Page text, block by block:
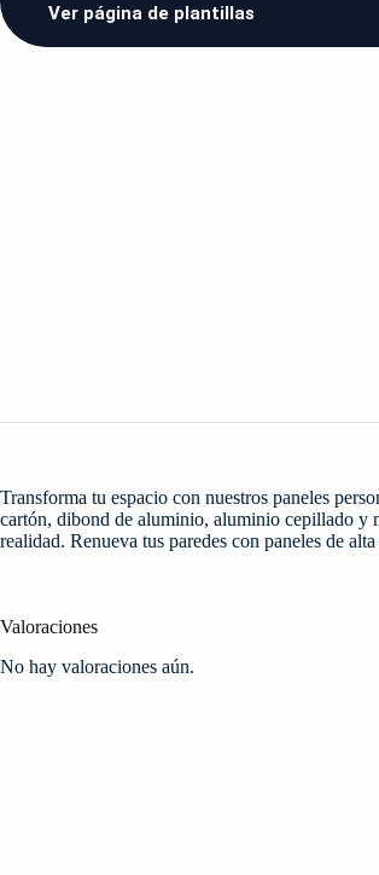
Ver página de plantillas
Transforma tu espacio con nuestros paneles
cartón, dibond de aluminio, aluminio cepillado y
realidad. Renueva tus paredes con paneles de
Valoraciones
No hay valoraciones aún.